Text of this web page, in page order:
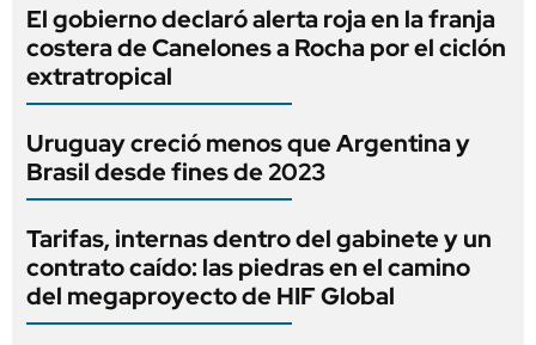
El gobierno declaró alerta roja en la franja
costera de Canelones a Rocha por el ciclón
extratropical
Uruguay creció menos que Argentina y
Brasil desde fines de 2023
Tarifas, internas dentro del gabinete y un
contrato caído: las piedras en el camino
del megaproyecto de HIF Global